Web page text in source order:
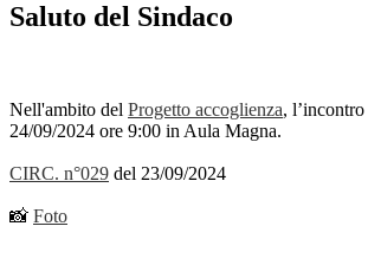
Saluto del Sindaco
Nell'ambito del Progetto accoglienza,
24/09/2024 ore 9:00 in Aula Magna.
CIRC. n°029 del 23/09/2024
📸 Foto